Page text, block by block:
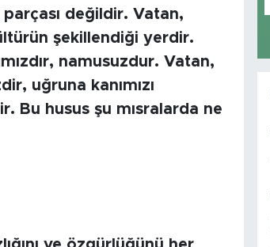
değildir. Vatan,
şekillendiği yerdir.
namusuzdur. Vatan,
uğruna kanımızı
Bu husus şu mısralarda ne